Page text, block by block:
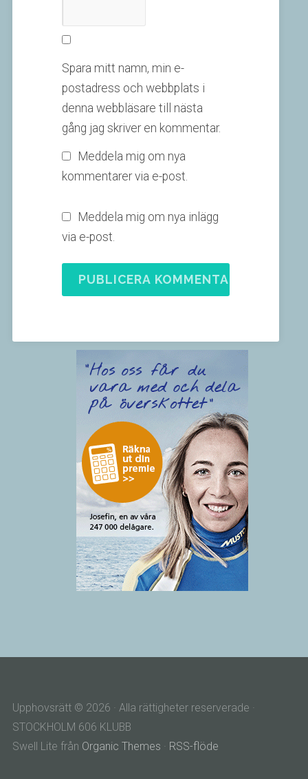
Spara mitt namn, min e-
postadress och webbplats i
denna webbläsare till nästa
gång jag skriver en kommentar.
Meddela mig om nya
kommentarer via e-post.
Meddela mig om nya inlägg
via e-post.
Upphovsrätt © 2026 · Alla rättigheter reserverade ·
STOCKHOLM 606 KLUBB
Swell Lite från Organic Themes · RSS-flöde